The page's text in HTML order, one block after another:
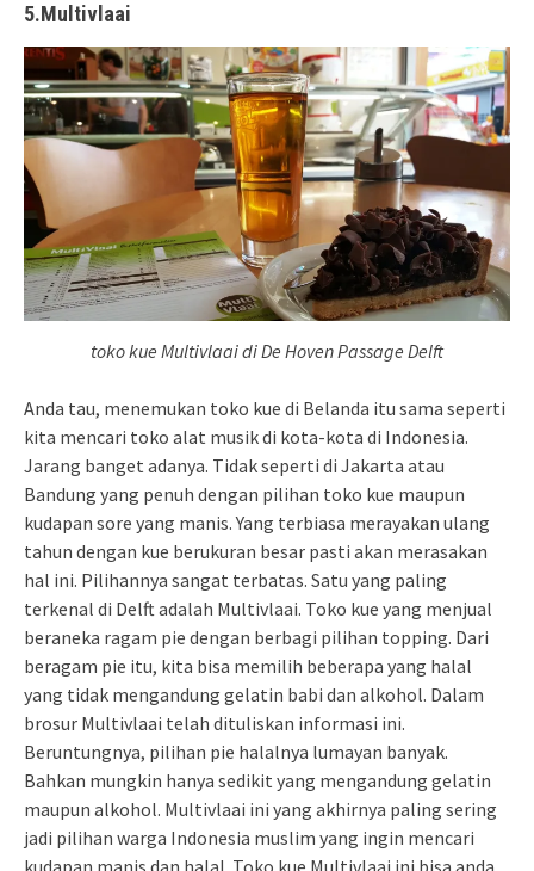
5.Multivlaai
toko kue Multivlaai di De Hoven Passage Delft
Anda tau, menemukan toko kue di Belanda itu sama seperti
kita mencari toko alat musik di kota-kota di Indonesia.
Jarang banget adanya. Tidak seperti di Jakarta atau
Bandung yang penuh dengan pilihan toko kue maupun
kudapan sore yang manis. Yang terbiasa merayakan ulang
tahun dengan kue berukuran besar pasti akan merasakan
hal ini. Pilihannya sangat terbatas. Satu yang paling
terkenal di Delft adalah Multivlaai. Toko kue yang menjual
beraneka ragam pie dengan berbagi pilihan topping. Dari
beragam pie itu, kita bisa memilih beberapa yang halal
yang tidak mengandung gelatin babi dan alkohol. Dalam
brosur Multivlaai telah dituliskan informasi ini.
Beruntungnya, pilihan pie halalnya lumayan banyak.
Bahkan mungkin hanya sedikit yang mengandung gelatin
maupun alkohol. Multivlaai ini yang akhirnya paling sering
jadi pilihan warga Indonesia muslim yang ingin mencari
kudapan manis dan halal. Toko kue Multivlaai ini bisa anda